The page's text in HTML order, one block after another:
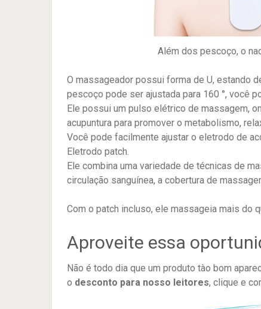
Além dos pescoço, o
O massageador possui forma de U, estando
pescoço pode ser ajustada para 160 °, você
Ele possui um pulso elétrico de massagem,
acupuntura para promover o metabolismo,
Você pode facilmente ajustar o eletrodo de
Eletrodo patch.
Ele combina uma variedade de técnicas de
circulação sanguínea, a cobertura de
Com o patch incluso, ele massageia mais do
Aproveite essa
Não é todo dia que um produto tào bom
o desconto para nosso leitores, clique e